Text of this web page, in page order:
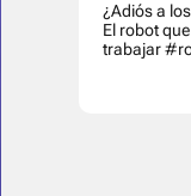
¿Adiós a
El robot
trabajar